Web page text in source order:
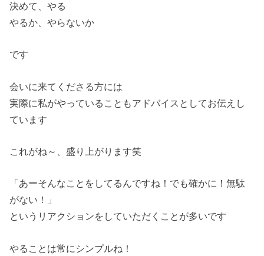
決めて、やる
やるか、やらないか
です
会いに来てくださる方には
実際に私がやっていることもアドバイスとしてお伝えし
ています
これがね～、盛り上がります笑
「あーそんなことをしてるんですね！でも確かに！無駄
がない！」
というリアクションをしていただくことが多いです
やることは常にシンプルね！